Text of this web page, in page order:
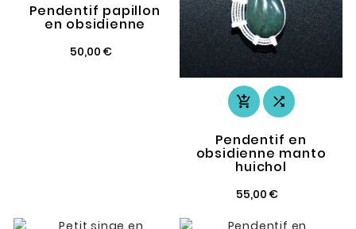
Pendentif papillon
en obsidienne
50,00 €
 
Pendentif en
obsidienne manto
huichol
55,00 €